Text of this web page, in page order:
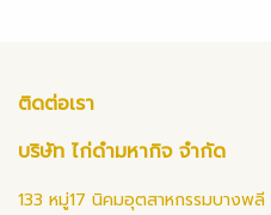
ติดต่อเรา
บริษัท ไก่ดำมหากิจ จำกัด
133 หมู่17 นิคมอุตสาหกรรมบางพลี